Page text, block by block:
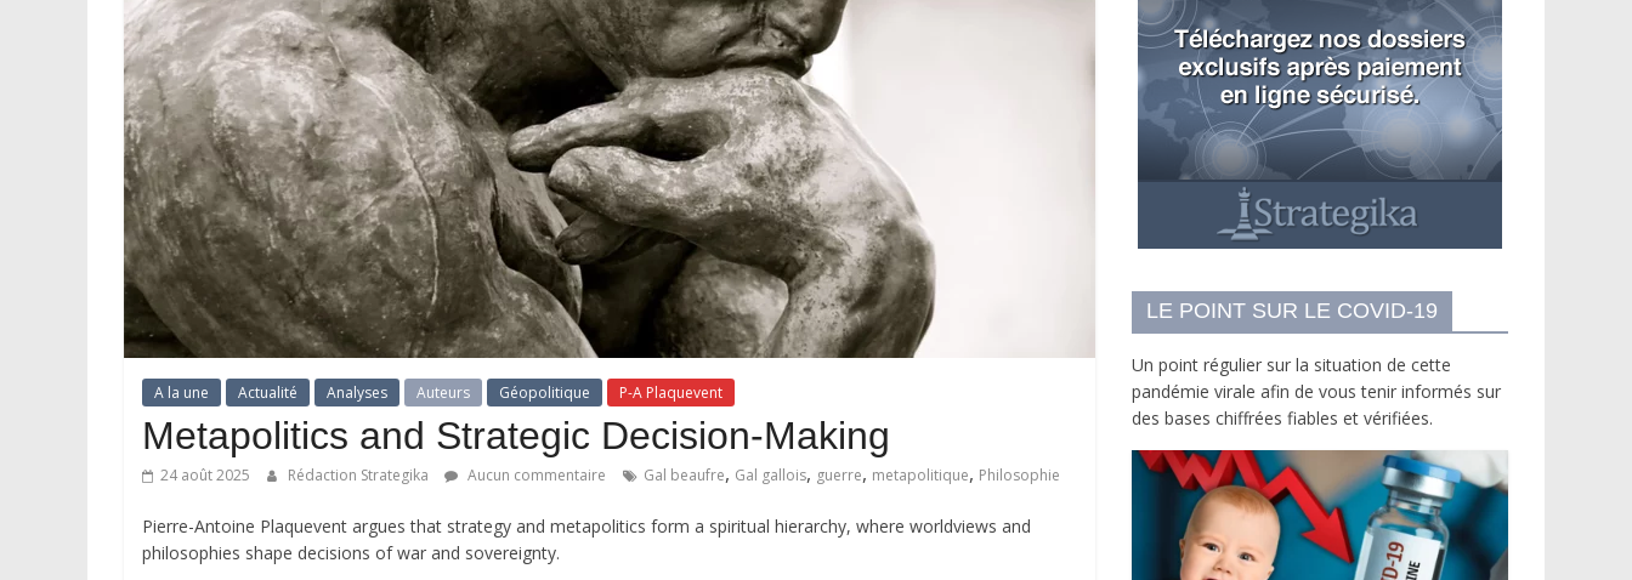
A la une Actualité Analyses Auteurs Géopolitique P-A Plaquevent
Metapolitics and Strategic Decision-Making
24 août 2025 Rédaction Strategika Aucun commentaire Gal beaufre, Gal gallois, guerre, metapolitique, Philosophie
Pierre-Antoine Plaquevent argues that strategy and metapolitics form a spiritual hierarchy, where worldviews and
philosophies shape decisions of war and sovereignty.
LE POINT SUR LE COVID-19
Un point régulier sur la situation de cette
pandémie virale afin de vous tenir informés sur
des bases chiffrées fiables et vérifiées.